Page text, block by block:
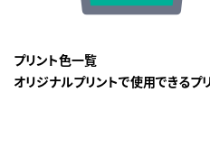
プリント色一覧
オリジナルプリントで使用できるプ